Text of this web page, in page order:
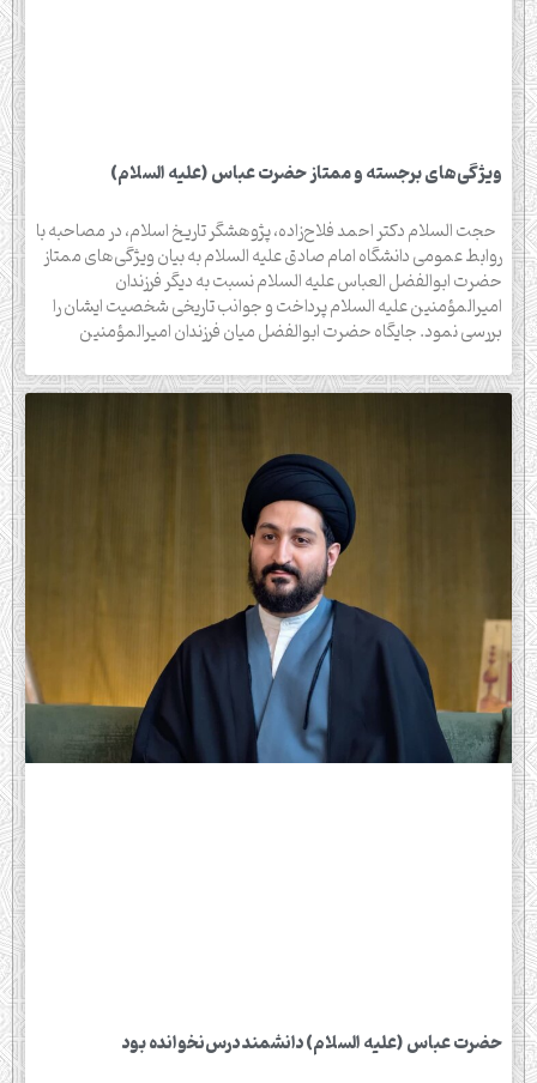
ویژگی‌های برجسته و ممتاز حضرت عباس (علیه السلام)
حجت السلام دکتر احمد فلاح‌زاده، پژوهشگر تاریخ اسلام، در مصاحبه با
روابط عمومی دانشگاه امام صادق علیه السلام به بیان ویژگی‌های ممتاز
حضرت ابوالفضل العباس علیه السلام نسبت به دیگر فرزندان
امیرالمؤمنین علیه السلام پرداخت و جوانب تاریخی شخصیت ایشان را
بررسی نمود. جایگاه حضرت ابوالفضل میان فرزندان امیرالمؤمنین
حضرت عباس (علیه السلام) دانشمند درس‌نخوانده بود